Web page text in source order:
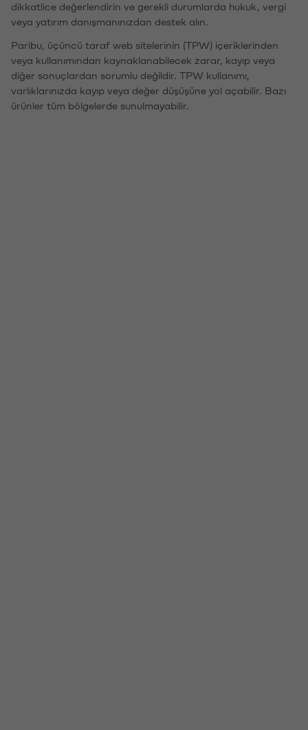
dikkatlice değerlendirin ve gerekli durumlarda hukuk, vergi
veya yatırım danışmanınızdan destek alın.
Paribu, üçüncü taraf web sitelerinin (TPW) içeriklerinden
veya kullanımından kaynaklanabilecek zarar, kayıp veya
diğer sonuçlardan sorumlu değildir. TPW kullanımı,
varlıklarınızda kayıp veya değer düşüşüne yol açabilir. Bazı
ürünler tüm bölgelerde sunulmayabilir.